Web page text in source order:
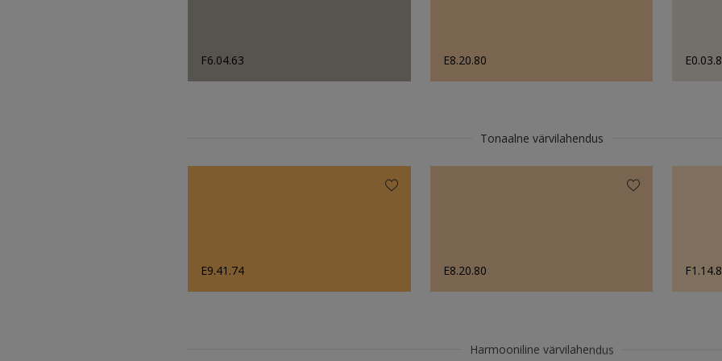
F6.04.63 E8.20.80
Tonaalne värvilahendus
E9.41.74 E8.20.80
Harmooniline värvilahendus